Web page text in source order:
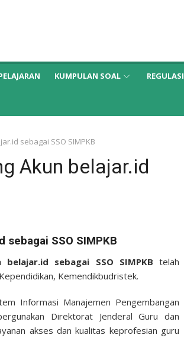
KUMPULAN SOAL REGULASI
sebagai SSO SIMPKB
Akun belajar.id
sebagai SSO SIMPKB
sebagai SSO SIMPKBtelah
Kemendikbudristek.
Informasi Manajemen Pengembangan
Direktorat Jenderal Guru dan
akses dan kualitas keprofesian guru